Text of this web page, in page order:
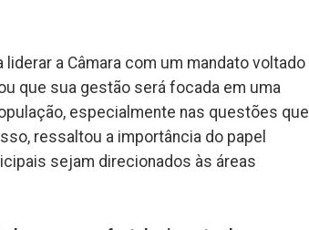
a Câmara com um mandato voltado
que sua gestão será focada em uma
especialmente nas questões que
ressaltou a importância do papel
sejam direcionados às áreas